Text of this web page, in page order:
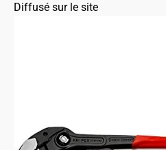
Diffusé sur le site